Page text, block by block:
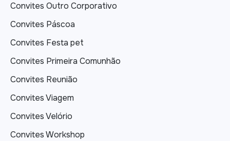
Convites Outro Corporativo
Convites Páscoa
Convites Festa pet
Convites Primeira Comunhão
Convites Reunião
Convites Viagem
Convites Velório
Convites Workshop